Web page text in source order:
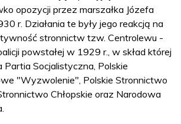
opozycji przez marszałka Józefa
r. Działania te były jego reakcją na
stronnictw tzw. Centrolewu -
powstałej w 1929 r., w skład której
Partia Socjalistyczna, Polskie
"Wyzwolenie", Polskie Stronnictwo
Chłopskie oraz Narodowa